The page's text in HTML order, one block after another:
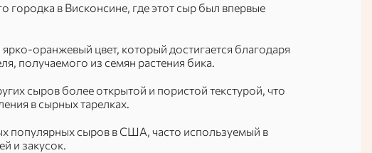
в Висконсине, где этот сыр был впервые
оранжевый цвет, который достигается благодаря
получаемого из семян растения бика.
сыров более открытой и пористой текстурой, что
в сырных тарелках.
популярных сыров в США, часто используемый в
и закусок.